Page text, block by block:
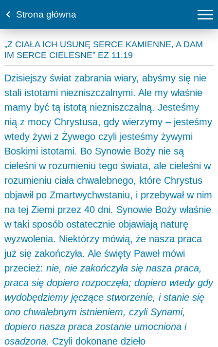
Strona główna
„Z CIAŁA ICH USUNĘ SERCE KAMIENNE, A DAM
IM SERCE CIELESNE” EZ 11.19
Dzisiejszy świat zabrania wiary, abyśmy się nie
stali istotami niezniszczalnymi. Ale my właśnie
mamy być tą istotą niezniszczalną. Jesteśmy
nią z mocy Chrystusa, gdy wierzymy – jesteśmy
wtedy żywi z Żywego czyli jesteśmy żywymi
Boskimi istotami. Bo Synowie Boży nie są
cieleśni w rozumieniu tego świata, ale cieleśni w
rozumieniu ciała chwalebnego, które Chrystus
objawił po Zmartwychwstaniu, i przebywał w nim
na tej Ziemi przez 40 dni. Synowie Boży właśnie
w taki sposób ostatecznie objawiają naturę
wyzwolenia. Niektórzy mówią, że nasza praca
już się zakończyła. Ale święty Paweł mówi
przecież: nie, nie zakończyła się nasza praca,
praca się dopiero rozpoczęła; dopiero wtedy gdy
wydobędziemy jęczące stworzenie, i stanie się
ono chwalebnym istnieniem, czyli Synami,
dopiero nasza praca zostanie umocniona i
osadzona. Czyli dokonane dzieło